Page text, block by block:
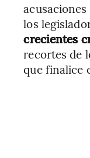
los
crecientes
recortes de
que finalice